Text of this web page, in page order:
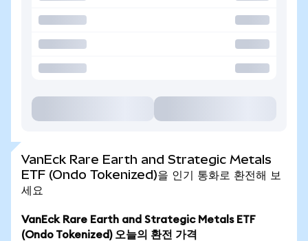
VanEck Rare Earth and Strategic Metals
ETF (Ondo Tokenized)을 인기 통화로 환전해 보
세요
VanEck Rare Earth and Strategic Metals ETF
(Ondo Tokenized) 오늘의 환전 가격